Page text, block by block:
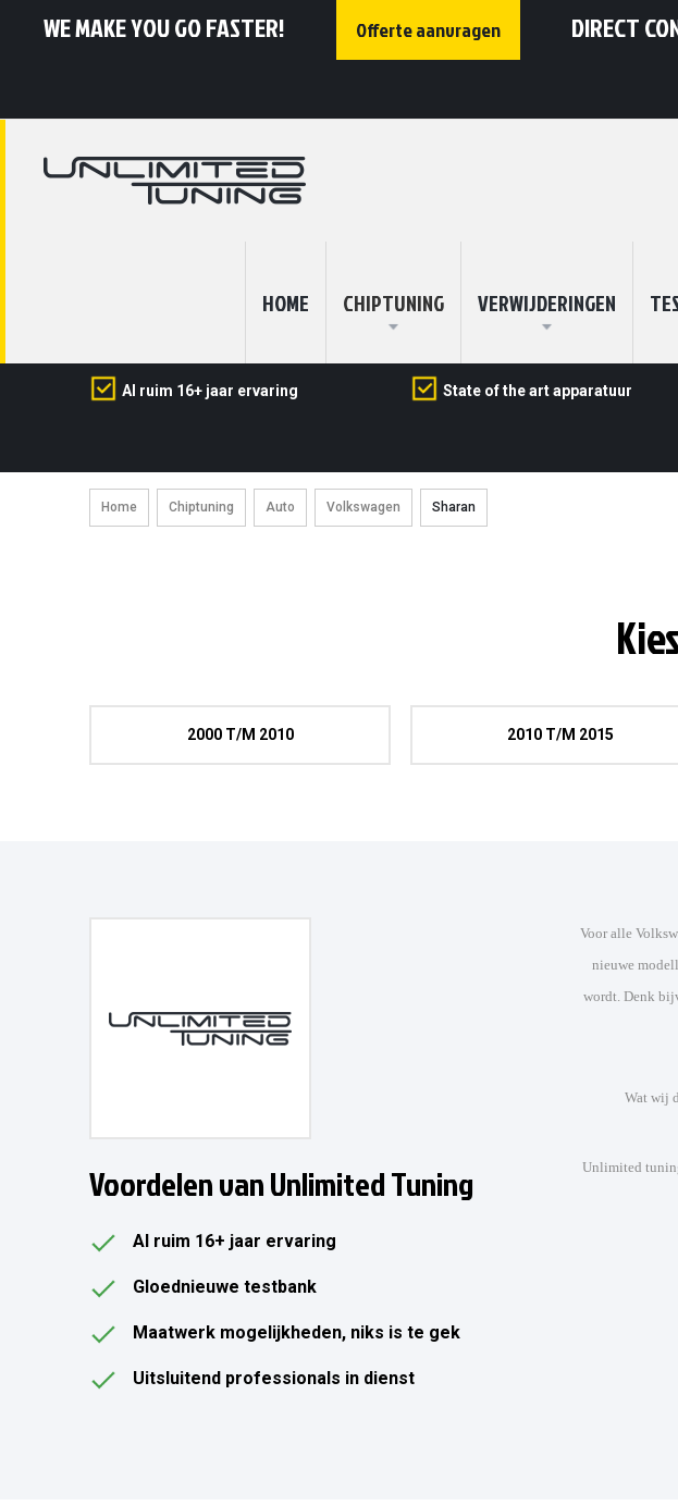
WE MAKE YOU GO FASTER! Offerte aanvragen DIRECT
HOME CHIPTUNING VERWIJDERINGEN
Al ruim 16+ jaar ervaring State of the art apparatuur
Home Chiptuning Auto Volkswagen Sharan
2000 T/m 2010 2010 T/m 2015
Voordelen van Unlimited Tuning
Al ruim 16+ jaar ervaring
Gloednieuwe testbank
Maatwerk mogelijkheden, niks is te gek
Uitsluitend professionals in dienst
Voor alle Volkswagen modellen voeren we alleen echte chiptuning uit. We plaatsen zeker geen powerbox/piggybag! Bij de meeste
nieuwe
wordt. Denk
Wat
Unlimited